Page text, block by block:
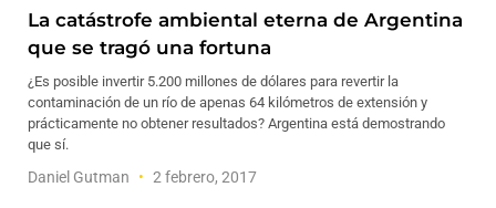
La catástrofe ambiental eterna de Argentina
que se tragó una fortuna
¿Es posible invertir 5.200 millones de dólares para revertir la
contaminación de un río de apenas 64 kilómetros de extensión y
prácticamente no obtener resultados? Argentina está demostrando
que sí.
Daniel Gutman 2 febrero, 2017